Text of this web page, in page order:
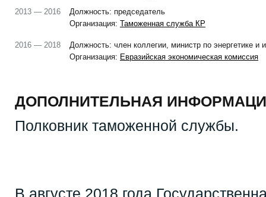
2013 — 2016
Должность: председатель
Организация: Таможенная служба КР
2016 — 2018
Должность: член коллегии, министр по энергетике и
Организация: Евразийская экономическая комиссия
ДОПОЛНИТЕЛЬНАЯ
Полковник таможенной службы.
В августе 2018 года